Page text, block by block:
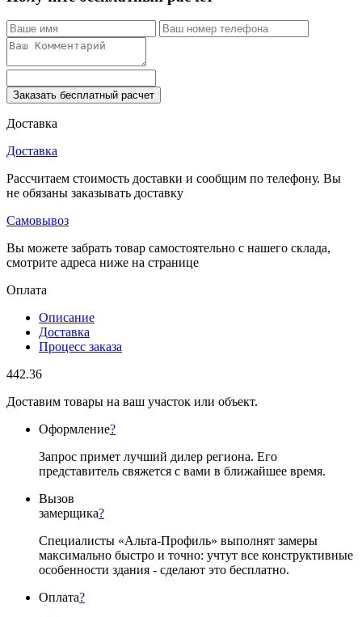
Заказать бесплатный расчет
Доставка
Доставка
Рассчитаем стоимость доставки и сообщим по телефону. Вы
не обязаны заказывать доставку
Самовывоз
Вы можете забрать товар самостоятельно с нашего склада,
смотрите адреса ниже на странице
Оплата
Описание
Доставка
Процесс заказа
442.36
Доставим товары на ваш участок или объект.
Оформление?
Запрос примет лучший дилер региона. Его
представитель свяжется с вами в ближайшее время.
Вызов
замерщика?
Специалисты «Альта-Профиль» выполнят замеры
максимально быстро и точно: учтут все конструктивные
особенности здания - сделают это бесплатно.
Оплата?